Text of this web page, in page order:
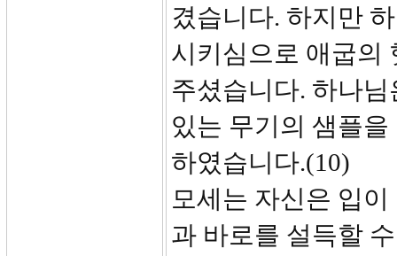
겼습니다. 하지만
시키심으로 애굽의
주셨습니다. 하나
있는 무기의 샘플
하였습니다.(10)
모세는 자신은 입
과 바로를 설득할